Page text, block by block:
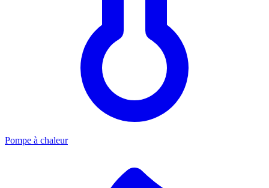
Pompe à chaleur